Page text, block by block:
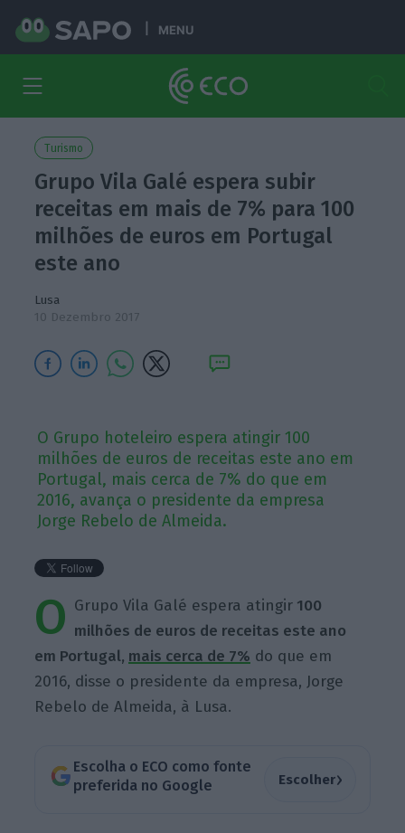
MENU
Turismo
Grupo Vila Galé espera subir
receitas em mais de 7% para 100
milhões de euros em Portugal
este ano
Lusa
10 Dezembro 2017
O Grupo hoteleiro espera atingir 100
milhões de euros de receitas este ano em
Portugal, mais cerca de 7% do que em
2016, avança o presidente da empresa
Jorge Rebelo de Almeida.
O Grupo Vila Galé espera atingir 100
milhões de euros de receitas este ano
em Portugal, mais cerca de 7% do que em
2016, disse o presidente da empresa, Jorge
Rebelo de Almeida, à Lusa.
Escolha o ECO como fonte
preferida no Google
Escolher›